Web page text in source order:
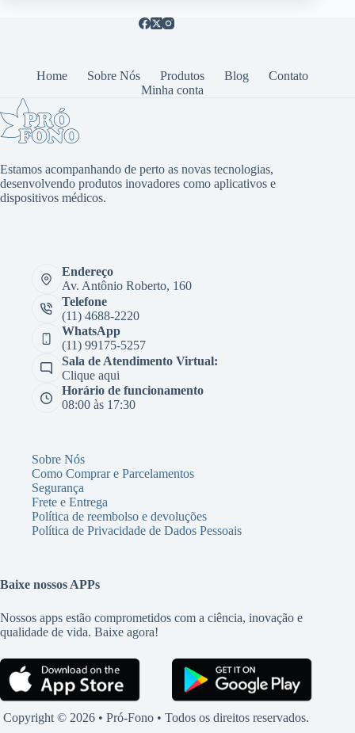
Home Sobre Nós Produtos Blog
Contato
Minha conta
Estamos acompanhando de perto as novas tecnologias,
desenvolvendo produtos inovadores como aplicativos e
dispositivos médicos.
Endereço
Av. Antônio Roberto, 160
Telefone
(11) 4688-2220
WhatsApp
(11) 99175-5257
Sala de Atendimento Virtual:
Clique aqui
Horário de funcionamento
08:00 às 17:30
Sobre Nós
Como Comprar e Parcelamentos
Segurança
Frete e Entrega
Política de reembolso e devoluções
Política de Privacidade de Dados Pessoais
Baixe nossos APPs
Nossos apps estão comprometidos com a ciência, inovação e
qualidade de vida. Baixe agora!
Copyright © 2026 • Pró-Fono • Todos os direitos reservados.